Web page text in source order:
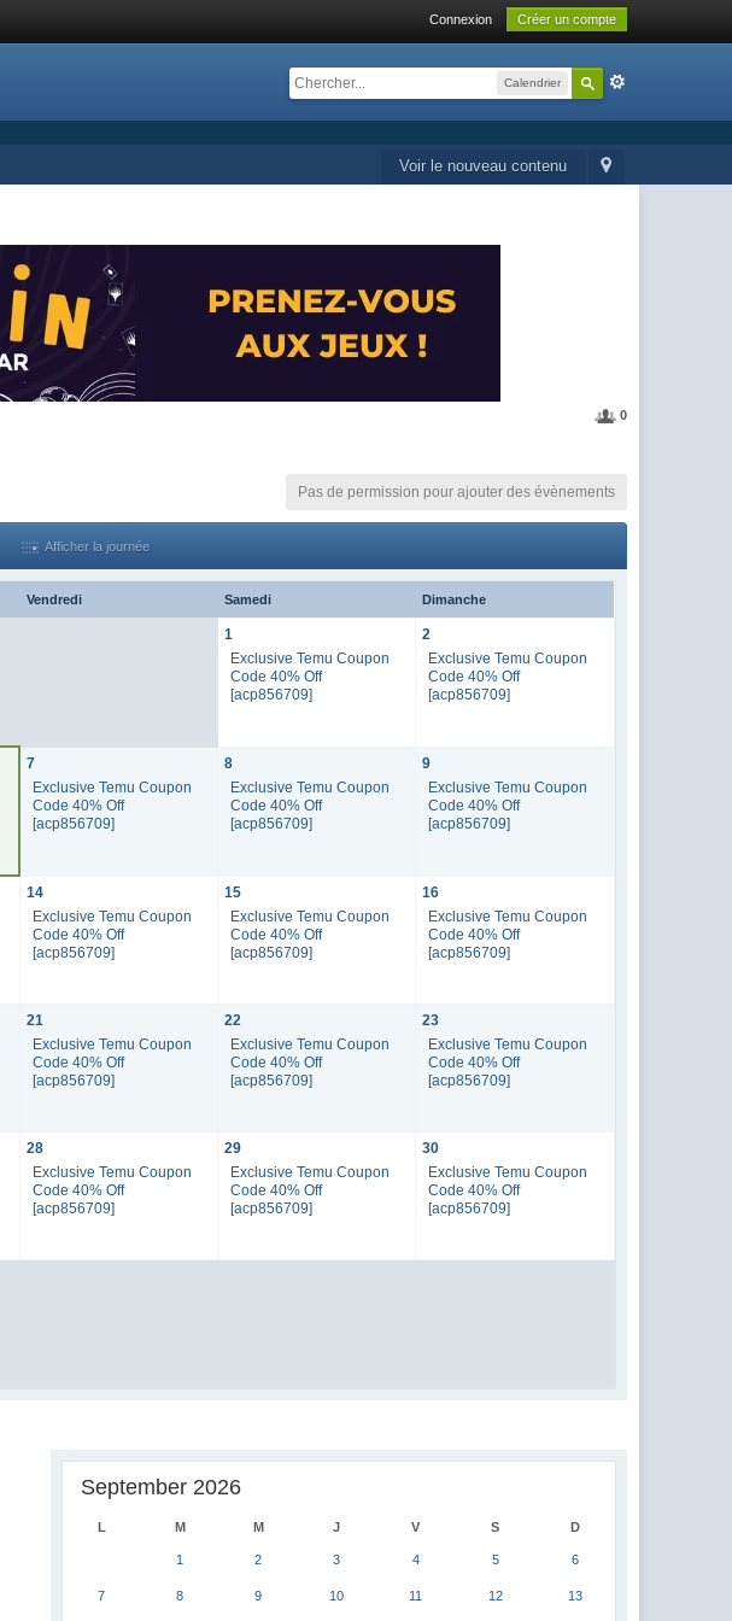
Connexion Créer un compte
Calendrier
Voir le nouveau contenu
0
Pas de permission pour ajouter des évènements
Afficher la journée
Vendredi Samedi Dimanche
1
Exclusive Temu Coupon
Code 40% Off
[acp856709]
2
Exclusive Temu Coupon
Code 40% Off
[acp856709]
7
Exclusive Temu Coupon
Code 40% Off
[acp856709]
8
Exclusive Temu Coupon
Code 40% Off
[acp856709]
9
Exclusive Temu Coupon
Code 40% Off
[acp856709]
14
Exclusive Temu Coupon
Code 40% Off
[acp856709]
15
Exclusive Temu Coupon
Code 40% Off
[acp856709]
16
Exclusive Temu Coupon
Code 40% Off
[acp856709]
21
Exclusive Temu Coupon
Code 40% Off
[acp856709]
22
Exclusive Temu Coupon
Code 40% Off
[acp856709]
23
Exclusive Temu Coupon
Code 40% Off
[acp856709]
28
Exclusive Temu Coupon
Code 40% Off
[acp856709]
29
Exclusive Temu Coupon
Code 40% Off
[acp856709]
30
Exclusive Temu Coupon
Code 40% Off
[acp856709]
September 2026
L M M J V S D
1 2 3 4 5 6
7 8 9 10 11 12 13